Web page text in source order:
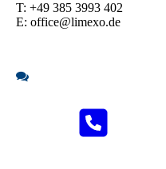
T: +49 385 3993 402
E: office@limexo.de